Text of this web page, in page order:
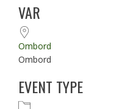
VAR
Ombord
Ombord
EVENT TYPE